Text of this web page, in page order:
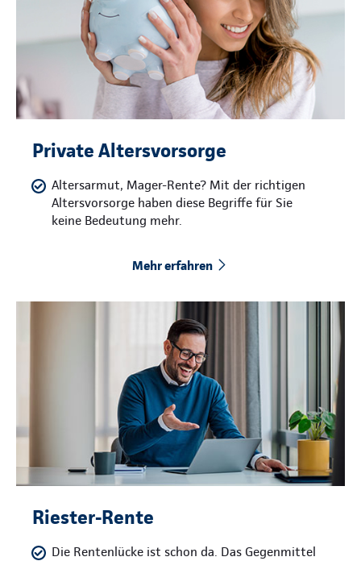
Private Altersvorsorge
Altersarmut, Mager-Rente? Mit der richtigen
Altersvorsorge haben diese Begriffe für Sie
keine Bedeutung mehr.
Mehr erfahren
Riester-Rente
Die Rentenlücke ist schon da. Das Gegenmittel